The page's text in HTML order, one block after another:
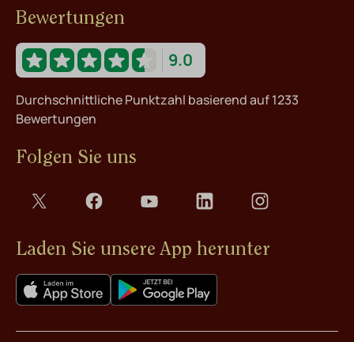
Bewertungen
9.0
Durchschnittliche Punktzahl basierend auf 1233
Bewertungen
Folgen Sie uns
Laden Sie unsere App herunter